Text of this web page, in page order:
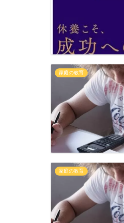
家庭の教育
家庭の教育